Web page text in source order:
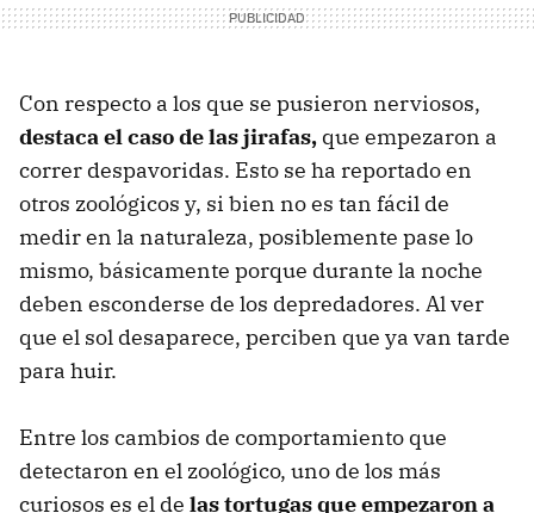
Con respecto a los que se pusieron nerviosos,
destaca el caso de las jirafas, que empezaron a
correr despavoridas. Esto se ha reportado en
otros zoológicos y, si bien no es tan fácil de
medir en la naturaleza, posiblemente pase lo
mismo, básicamente porque durante la noche
deben esconderse de los depredadores. Al ver
que el sol desaparece, perciben que ya van tarde
para huir.
Entre los cambios de comportamiento que
detectaron en el zoológico, uno de los más
curiosos es el de las tortugas que empezaron a